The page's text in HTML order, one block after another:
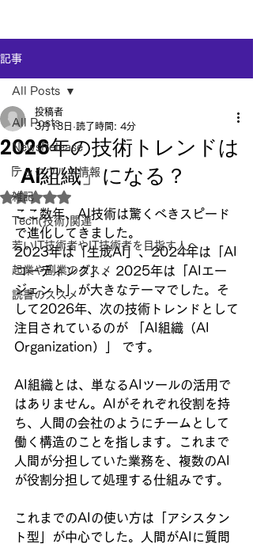
記事
All Posts
NewsRelease
テックウルト情報
雑記
Tech(技術)関連
若いIT技術者やIT技術者を目指す人へ
起業や副業のススメ
読書のススメ
All Posts
2026年の技術トレンドは
「AI組織」になる？
投稿者
3月13日 読了時間: 4分
5つ星のうちNaNと評価されています。
ここ数年、AI技術は驚くべきスピード
で進化してきました。
2023年は「生成AI」、2024年は「AI
コーディング」、2025年は「AIエー
ジェント」が大きなテーマでした。そ
して2026年、次の技術トレンドとして
注目されているのが 「AI組織（AI
Organization）」 です。
AI組織とは、単なるAIツールの活用で
はありません。AIがそれぞれ役割を持
ち、人間の会社のようにチームとして
働く構造のことを指します。これまで
人間が分担していた業務を、複数のAI
が役割分担して処理する仕組みです。
これまでのAIの使い方は「アシスタン
ト型」が中心でした。人間がAIに質問